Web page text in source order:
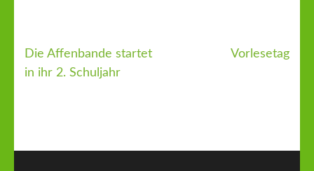
Beitragsnavigation
Die Affenbande startet
in ihr 2. Schuljahr
Vorlesetag